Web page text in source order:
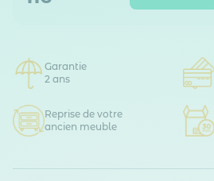
Garantie
2 ans
Reprise de votre
ancien meuble